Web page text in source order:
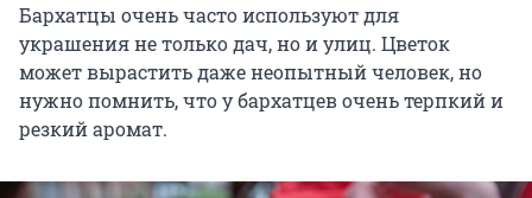
Бархатцы очень часто используют для
украшения не только дач, но и улиц. Цветок
может вырастить даже неопытный человек, но
нужно помнить, что у бархатцев очень терпкий и
резкий аромат.